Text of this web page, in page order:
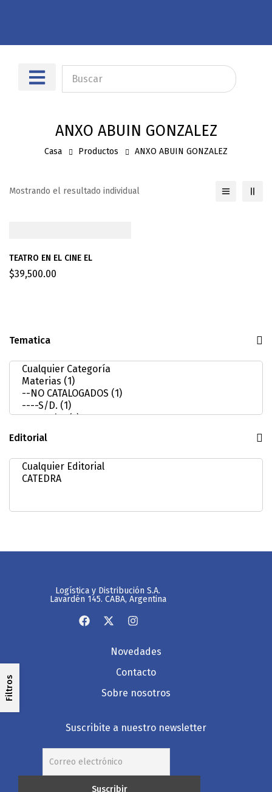
ANXO ABUIN GONZALEZ
Casa Productos ANXO ABUIN GONZALEZ
Tematica
Editorial
Filtros
Mostrando el resultado individual
TEATRO EN EL CINE EL
$39,500.00
Logística y Distribución S.A.
Lavardén 145. CABA, Argentina
Novedades
Contacto
Sobre nosotros
Suscribite a nuestro newsletter